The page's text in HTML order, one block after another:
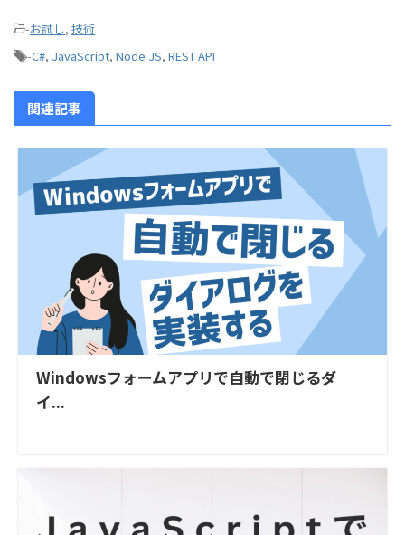
-お試し, 技術
-C#, JavaScript, Node JS, REST API
関連記事
Windowsフォームアプリで自動で閉じるダ
イ...